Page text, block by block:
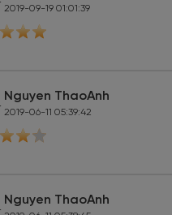
2019-09-19 01:01:39
Nguyen ThaoAnh
2019-06-11 05:39:42
Nguyen ThaoAnh